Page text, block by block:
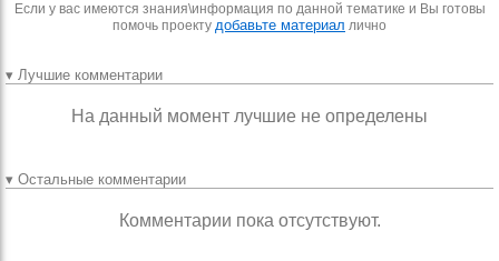
Если у вас имеются знания\информация по данной тематике и Вы готовы
помочь проекту добавьте материал лично
▾ Лучшие комментарии
На данный момент лучшие не определены
▾ Остальные комментарии
Комментарии пока отсутствуют.